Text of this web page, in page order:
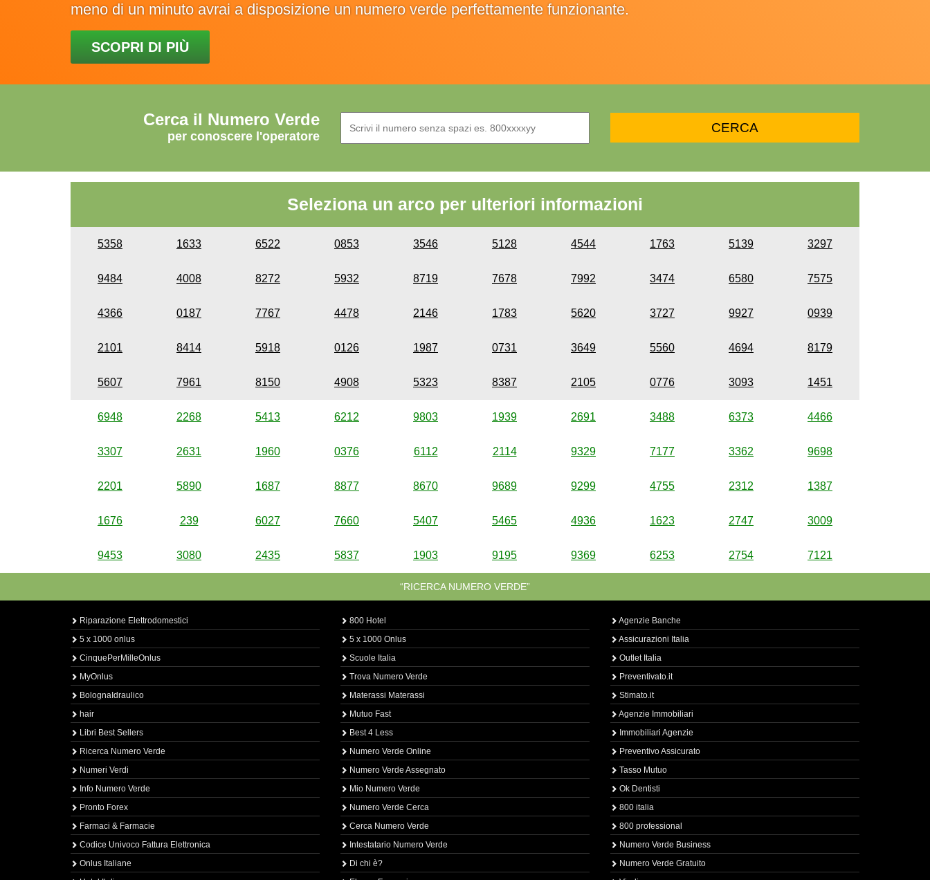
meno di un minuto avrai a disposizione un numero verde perfettamente funzionante.
SCOPRI DI PIÙ
Cerca il Numero Verde
per conoscere l'operatore
Seleziona un arco per ulteriori informazioni
5358 1633 6522 0853 3546 5128 4544 1763 5139 3297
9484 4008 8272 5932 8719 7678 7992 3474 6580 7575
4366 0187 7767 4478 2146 1783 5620 3727 9927 0939
2101 8414 5918 0126 1987 0731 3649 5560 4694 8179
5607 7961 8150 4908 5323 8387 2105 0776 3093 1451
6948 2268 5413 6212 9803 1939 2691 3488 6373 4466
3307 2631 1960 0376 6112 2114 9329 7177 3362 9698
2201 5890 1687 8877 8670 9689 9299 4755 2312 1387
1676 239 6027 7660 5407 5465 4936 1623 2747 3009
9453 3080 2435 5837 1903 9195 9369 6253 2754 7121
“RICERCA NUMERO VERDE”
Riparazione Elettrodomestici
5 x 1000 onlus
CinquePerMilleOnlus
MyOnlus
BolognaIdraulico
hair
Libri Best Sellers
Ricerca Numero Verde
Numeri Verdi
Info Numero Verde
Pronto Forex
Farmaci & Farmacie
Codice Univoco Fattura Elettronica
Onlus Italiane
800 Hotel
5 x 1000 Onlus
Scuole Italia
Trova Numero Verde
Materassi Materassi
Mutuo Fast
Best 4 Less
Numero Verde Online
Numero Verde Assegnato
Mio Numero Verde
Numero Verde Cerca
Cerca Numero Verde
Intestatario Numero Verde
Di chi è?
Agenzie Banche
Assicurazioni Italia
Outlet Italia
Preventivato.it
Stimato.it
Agenzie Immobiliari
Immobiliari Agenzie
Preventivo Assicurato
Tasso Mutuo
Ok Dentisti
800 italia
800 professional
Numero Verde Business
Numero Verde Gratuito